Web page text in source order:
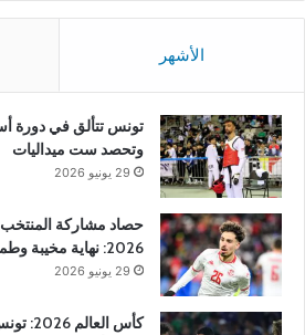
الأشهر
تونس تتألق في دورة
وتحصد ست ميداليات
29 يونيو 2026
حصاد مشاركة
2026: نهاية مخيبة وطموحات مؤجلة
29 يونيو 2026
كأس